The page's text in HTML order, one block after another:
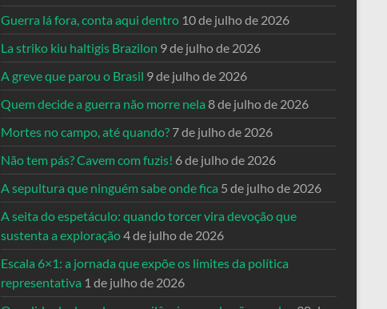
Guerra lá fora, conta aqui dentro 10 de julho de 2026
La striko kiu haltigis Brazilon 9 de julho de 2026
A greve que parou o Brasil 9 de julho de 2026
Quem decide a guerra não morre nela 8 de julho de 2026
Mortes no campo, até quando? 7 de julho de 2026
Não tem pás? Cavem com fuzis! 6 de julho de 2026
A sepultura que ninguém sabe onde fica 5 de julho de 2026
A seita do espetáculo: quando torcer vira devoção que
sustenta a exploração4 de julho de 2026
Escala 6×1: a jornada que expõe os limites da política
representativa 1 de julho de 2026